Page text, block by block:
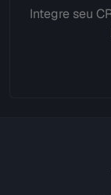
Integre seu